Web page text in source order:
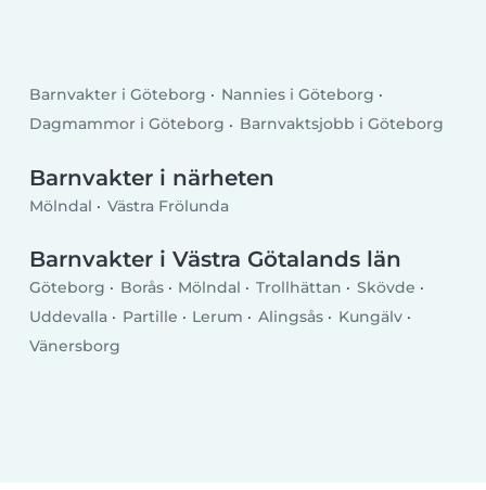
Barnvakter i Göteborg
Nannies i Göteborg
Dagmammor i Göteborg
Barnvaktsjobb i Göteborg
Barnvakter i närheten
Mölndal Västra Frölunda
Barnvakter i Västra Götalands län
Göteborg Borås Mölndal Trollhättan
Skövde
Uddevalla
Partille Lerum Alingsås
Kungälv
Vänersborg